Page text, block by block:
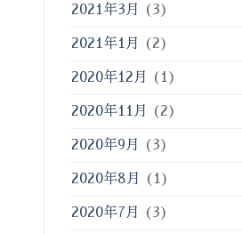
2021年3月 (3)
2021年1月 (2)
2020年12月 (1)
2020年11月 (2)
2020年9月 (3)
2020年8月 (1)
2020年7月 (3)